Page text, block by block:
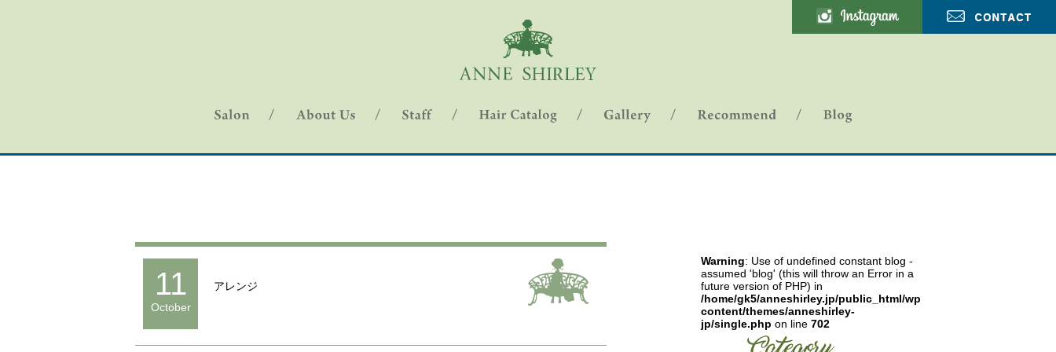
11
October
アレンジ
Warning: Use of undefined constant blog -
assumed 'blog' (this will throw an Error in a
future version of PHP) in
/home/gk5/anneshirley.jp/public_html/wp-
content/themes/anneshirley-
jp/single.php on line 702